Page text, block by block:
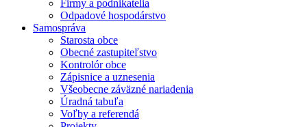
Firmy a podnikatelia
Odpadové hospodárstvo
Samospráva
Starosta obce
Obecné zastupiteľstvo
Kontrolór obce
Zápisnice a uznesenia
Všeobecne záväzné nariadenia
Úradná tabuľa
Voľby a referendá